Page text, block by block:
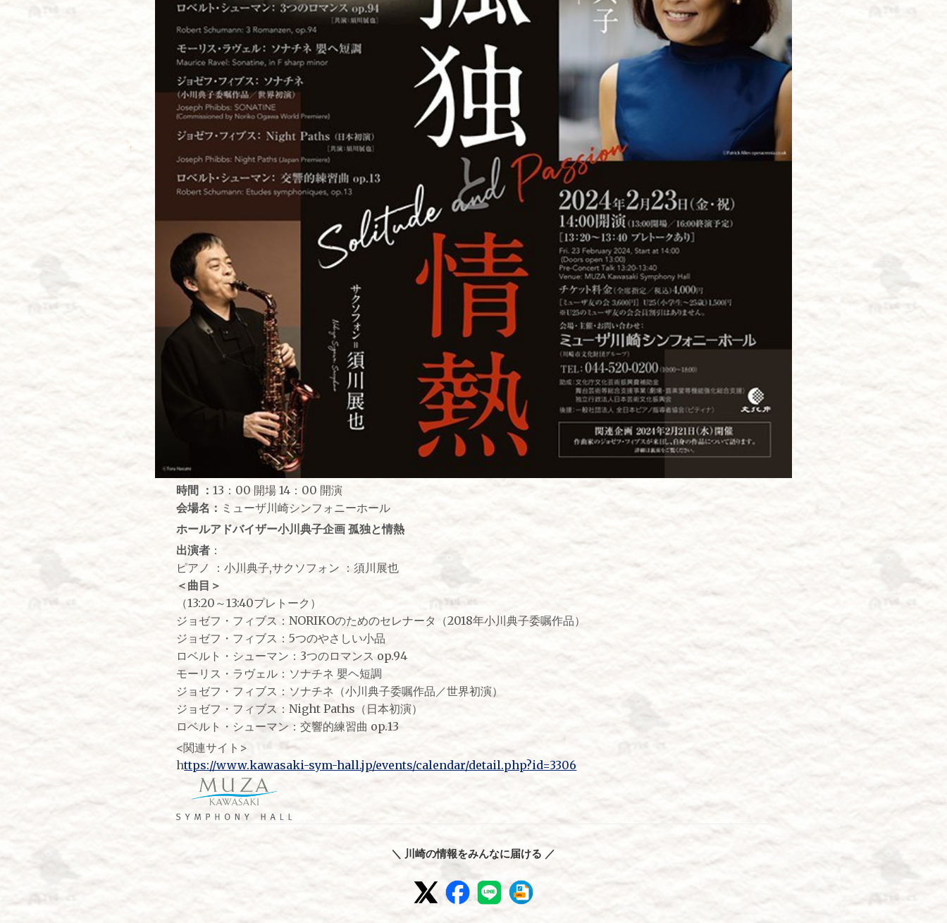
時間 ：13：00 開場 14：00 開演
会場名： ミューザ川崎シンフォニーホール
ホールアドバイザー小川典子企画 孤独と情熱
出演者 ：
ピアノ ：小川典子,サクソフォン ：須川展也
＜曲目＞
（13:20～13:40プレトーク）
ジョゼフ・フィブス：NORIKOのためのセレナータ（2018年小川典子委嘱作品）
ジョゼフ・フィブス：5つのやさしい小品
ロベルト・シューマン：3つのロマンス op.94
モーリス・ラヴェル：ソナチネ 嬰ヘ短調
ジョゼフ・フィブス：ソナチネ（小川典子委嘱作品／世界初演）
ジョゼフ・フィブス：Night Paths（日本初演）
ロベルト・シューマン：交響的練習曲 op.13
<関連サイト>
https://www.kawasaki-sym-hall.jp/events/calendar/detail.php?id=3306
＼ 川崎の情報をみんなに届ける ／